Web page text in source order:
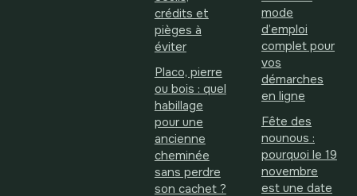
crédits et
pièges à
éviter
Placo, pierre
ou bois : quel
habillage
pour une
ancienne
cheminée
sans perdre
son cachet ?
mode
d’emploi
complet pour
vos
démarches
en ligne
Fête des
nounous :
pourquoi le 19
novembre
est une date